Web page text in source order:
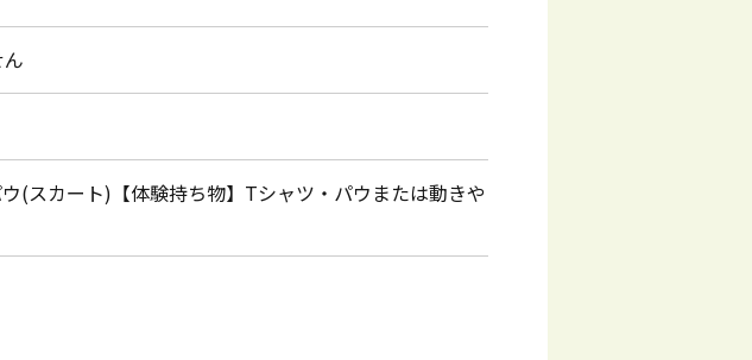
(スカート)【体験持ち物】Tシャツ・パウまたは動きや